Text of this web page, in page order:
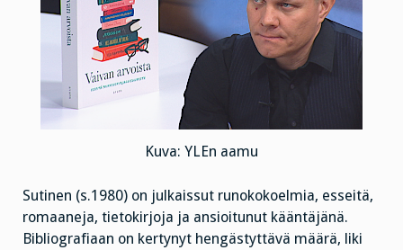
Kuva: YLEn aamu
Sutinen (s.1980) on julkaissut runokokoelmia, esseitä,
romaaneja, tietokirjoja ja ansioitunut kääntäjänä.
Bibliografiaan on kertynyt hengästyttävä määrä, liki